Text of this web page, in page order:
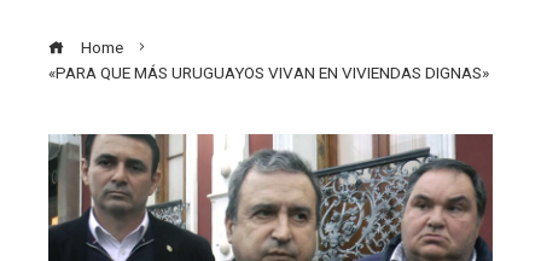
Home
«PARA QUE MÁS URUGUAYOS VIVAN EN VIVIENDAS DIGNAS»